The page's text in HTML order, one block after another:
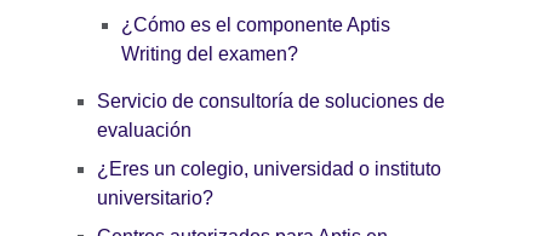
¿Cómo es el componente Aptis
Writing del examen?
Servicio de consultoría de soluciones de
evaluación
¿Eres un colegio, universidad o instituto
universitario?